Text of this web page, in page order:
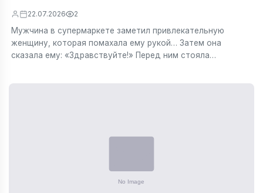
22.07.2026 2
Мужчина в супермаркете заметил привлекательную
женщину, которая помахала ему рукой… Затем она
сказала ему: «Здравствуйте!» Перед ним стояла…